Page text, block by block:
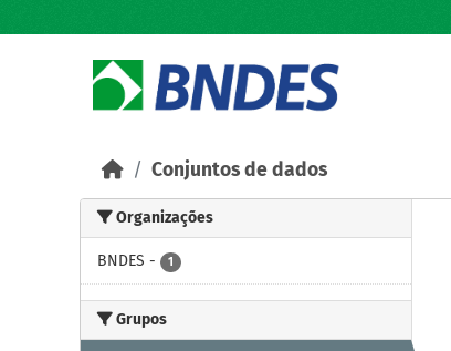
Conjuntos de dados
Organizações
BNDES - 1
Grupos